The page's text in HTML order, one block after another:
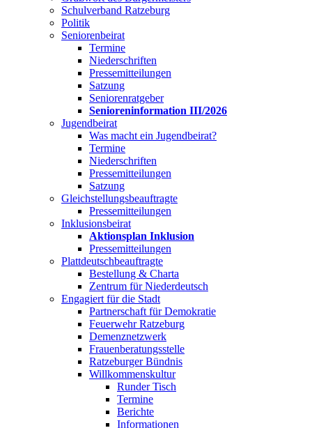
Schulverband Ratzeburg
Politik
Seniorenbeirat
Termine
Niederschriften
Pressemitteilungen
Satzung
Seniorenratgeber
Senioreninformation III/2026
Jugendbeirat
Was macht ein Jugendbeirat?
Termine
Niederschriften
Pressemitteilungen
Satzung
Gleichstellungsbeauftragte
Pressemitteilungen
Inklusionsbeirat
Aktionsplan Inklusion
Pressemitteilungen
Plattdeutschbeauftragte
Bestellung & Charta
Zentrum für Niederdeutsch
Engagiert für die Stadt
Partnerschaft für Demokratie
Feuerwehr Ratzeburg
Demenznetzwerk
Frauenberatungsstelle
Ratzeburger Bündnis
Willkommenskultur
Runder Tisch
Termine
Berichte
Informationen